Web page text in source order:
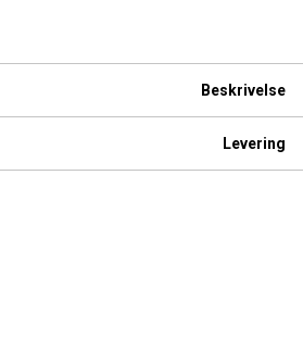
Beskrivelse
Levering